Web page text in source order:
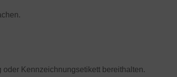
Kennzeichnungsetikett bereithalten.